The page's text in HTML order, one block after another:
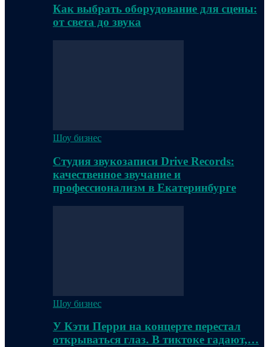
Как выбрать оборудование для сцены:
от света до звука
Шоу бизнес
Студия звукозаписи Drive Records:
качественное звучание и
профессионализм в Екатеринбурге
Шоу бизнес
У Кэти Перри на концерте перестал
открываться глаз. В тиктоке гадают,…